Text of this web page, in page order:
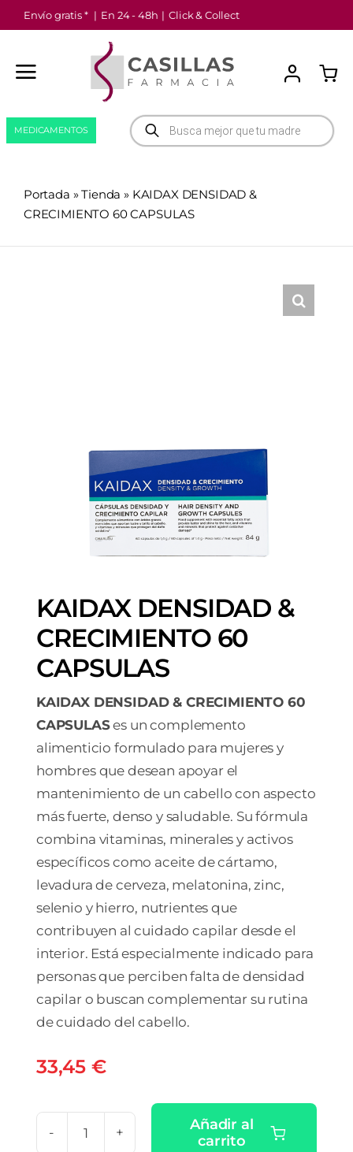
Saltar
al
Envío gratis * | En 24 - 48h | Click & Collect
Búsqueda
de
productos
MEDICAMENTOS
Portada »Tienda » KAIDAX DENSIDAD &
CRECIMIENTO 60 CAPSULAS
KAIDAX DENSIDAD &
CRECIMIENTO 60
CAPSULAS
KAIDAX DENSIDAD & CRECIMIENTO 60
CAPSULASes un complemento
alimenticio formulado para mujeres y
hombres que desean apoyar el
mantenimiento de un cabello con aspecto
más fuerte, denso y saludable. Su fórmula
combina vitaminas, minerales y activos
específicos como aceite de cártamo,
levadura de cerveza, melatonina, zinc,
selenio y hierro, nutrientes que
contribuyen al cuidado capilar desde el
interior. Está especialmente indicado para
personas que perciben falta de densidad
capilar o buscan complementar su rutina
de cuidado del cabello.
33,45 €
KAIDAX
Añadir al
carrito